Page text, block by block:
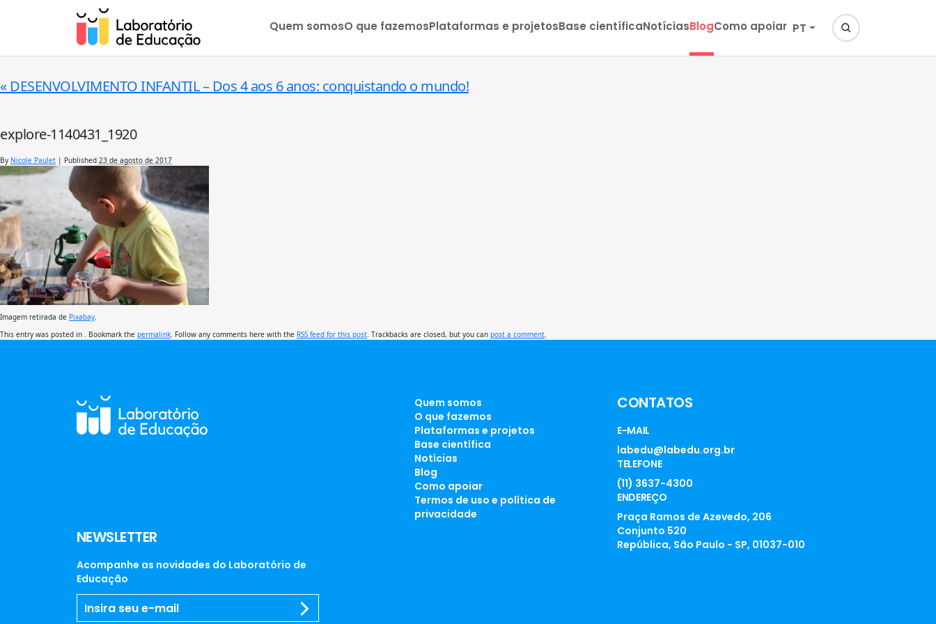
Quem somosO que fazemosPlataformas e projetosBase científicaNotíciasBlogComo apoiar PT
« DESENVOLVIMENTO INFANTIL – Dos 4 aos 6 anos: conquistando o mundo!
explore-1140431_1920
By Nicole Paulet | Published 23 de agosto de 2017
Imagem retirada de Pixabay
This entry was posted in . Bookmark the permalink . Follow any comments here with the RSS feed for this post . Trackbacks are closed, but you can post a comment
NEWSLETTER
Acompanhe as novidades do Laboratório de
Educação
Quem somos
O que fazemos
Plataformas e projetos
Base científica
Notícias
Blog
Como apoiar
Termos de uso e política de
privacidade
CONTATOS
E-MAIL
labedu@labedu.org.br
TELEFONE
(11) 3637-4300
ENDEREÇO
Praça Ramos de Azevedo, 206
Conjunto 520
República, São Paulo - SP, 01037-010